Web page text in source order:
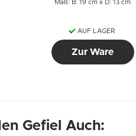
Maß: B: 19 cm x D: 13 cm
AUF LAGER
Zur Ware
Gefiel Auch: